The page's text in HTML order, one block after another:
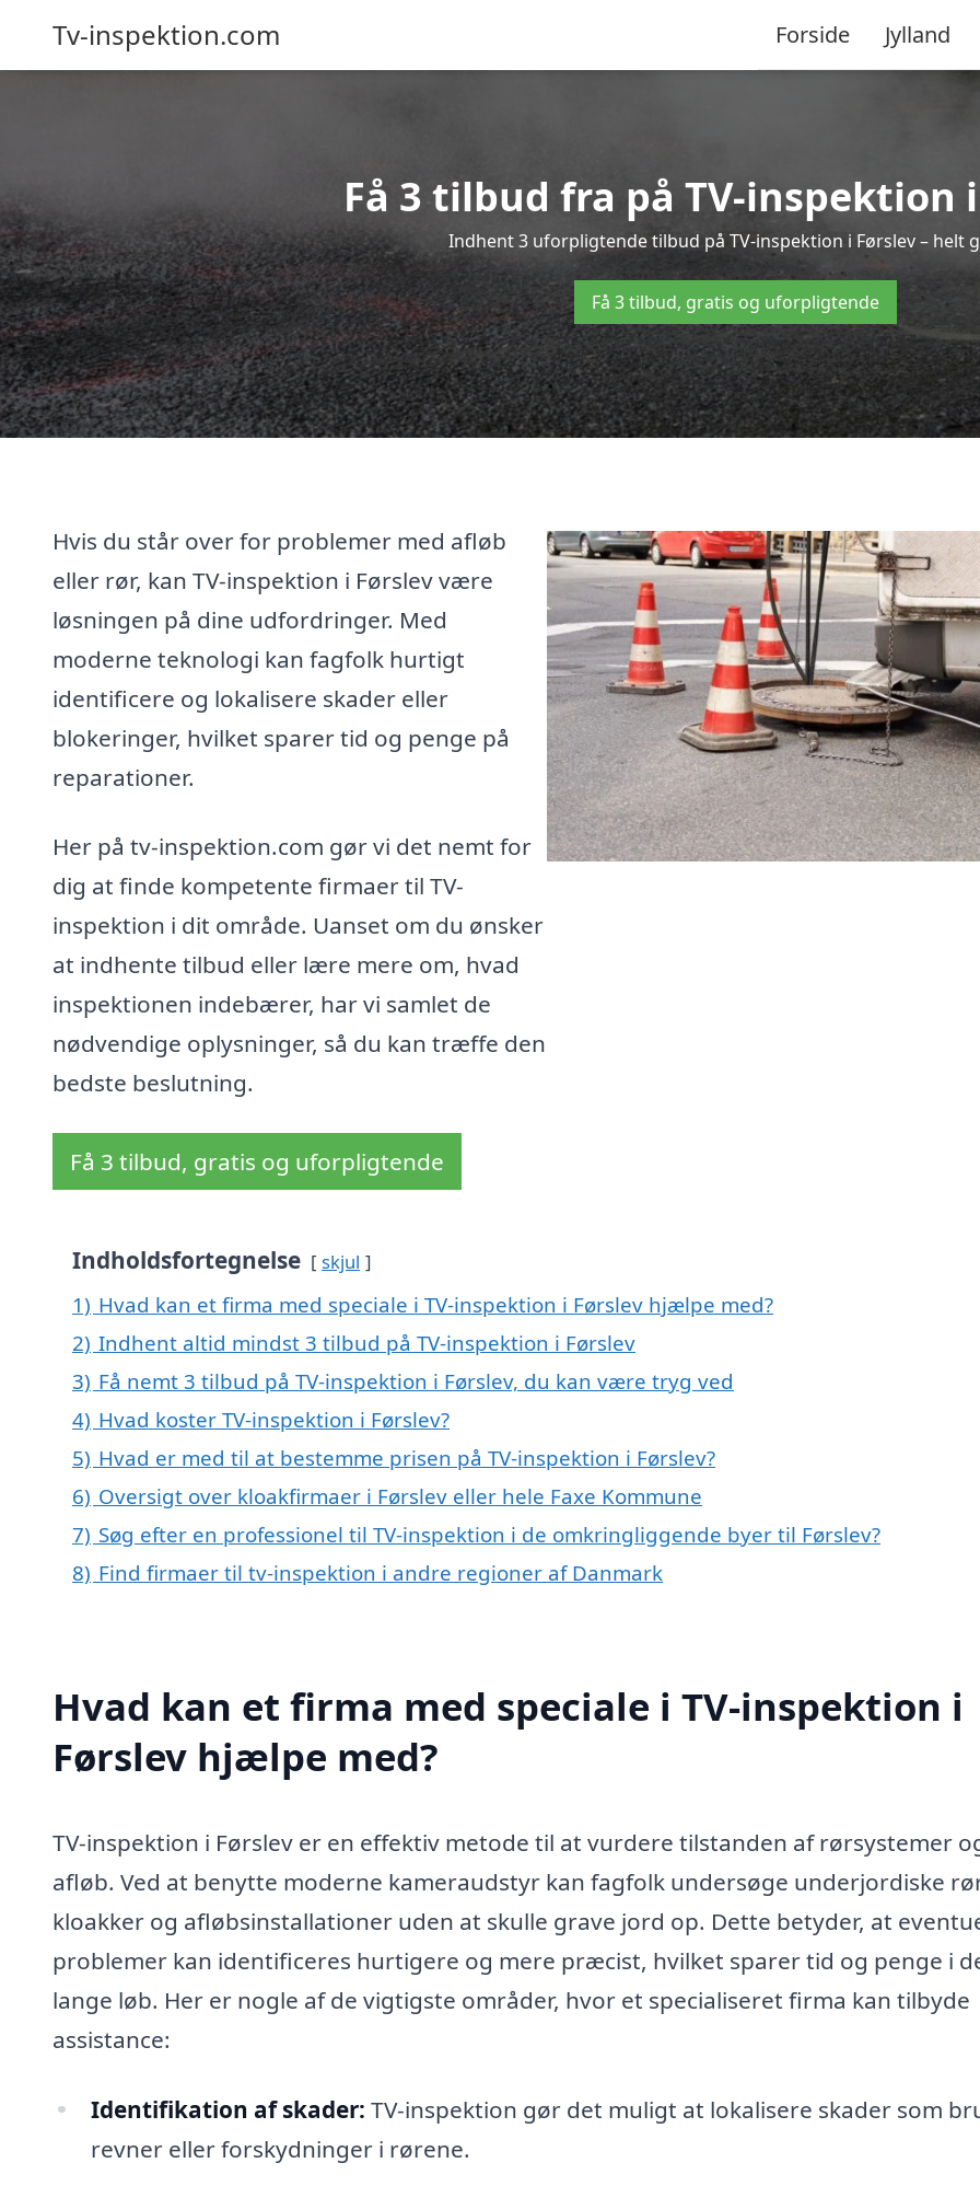
Tv-inspektion.com Forside Jylland
Få 3 tilbud fra på TV-inspektion
Indhent 3 uforpligtende tilbud på TV-inspektion i Førslev – helt
Få 3 tilbud, gratis og uforpligtende
Hvis du står over for problemer med afløb
eller rør, kan TV-inspektion i Førslev være
løsningen på dine udfordringer. Med
moderne teknologi kan fagfolk hurtigt
identificere og lokalisere skader eller
blokeringer, hvilket sparer tid og penge på
reparationer.
Her på tv-inspektion.com gør vi det nemt for
dig at finde kompetente firmaer til TV-
inspektion i dit område. Uanset om du ønsker
at indhente tilbud eller lære mere om, hvad
inspektionen indebærer, har vi samlet de
nødvendige oplysninger, så du kan træffe den
bedste beslutning.
Få 3 tilbud, gratis og uforpligtende
Indholdsfortegnelse skjul
1) Hvad kan et firma med speciale i TV-inspektion i Førslev hjælpe med?
2) Indhent altid mindst 3 tilbud på TV-inspektion i Førslev
3) Få nemt 3 tilbud på TV-inspektion i Førslev, du kan være tryg ved
4) Hvad koster TV-inspektion i Førslev?
5) Hvad er med til at bestemme prisen på TV-inspektion i Førslev?
6) Oversigt over kloakfirmaer i Førslev eller hele Faxe Kommune
7) Søg efter en professionel til TV-inspektion i de omkringliggende byer til Førslev?
8) Find firmaer til tv-inspektion i andre regioner af Danmark
Hvad kan et firma med speciale i TV-inspektion i
Førslev hjælpe med?
TV-inspektion i Førslev er en effektiv metode til at vurdere tilstanden af rørsystemer
afløb. Ved at benytte moderne kameraudstyr kan fagfolk undersøge underjordiske
kloakker og afløbsinstallationer uden at skulle grave jord op. Dette betyder, at
problemer kan identificeres hurtigere og mere præcist, hvilket sparer tid og penge i
lange løb. Her er nogle af de vigtigste områder, hvor et specialiseret firma kan tilbyde
assistance:
Identifikation af skader: TV-inspektion gør det muligt at lokalisere skader som
revner eller forskydninger i rørene.